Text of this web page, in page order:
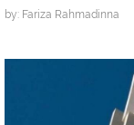
by: Fariza Rahmadinna